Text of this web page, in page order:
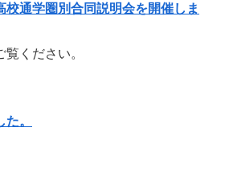
校通学圏別合同説明会を開催しま
覧ください。
。